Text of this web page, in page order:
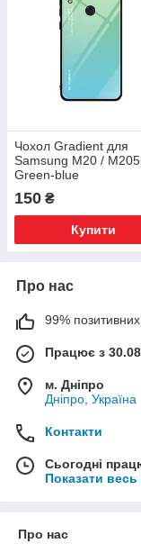
Чохол Gradient для
Samsung M20 /
Green-blue
150 ₴
Купити
Про нас
99% позитивних
Працює з
м. Дніпро
Дніпро, Україна
Контакти
Сьогодні
Показати
Про нас